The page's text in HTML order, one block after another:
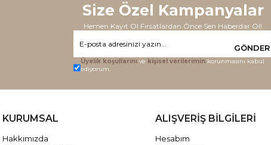
Size Özel Kampanyalar
Hemen Kayıt Ol Fırsatlardan Önce Sen Haberdar Ol!
GÖNDER
Üyelik koşullarınıve kişisel verileriminkorunmasını kabul
ediyorum.
KURUMSAL
Hakkımızda
ALIŞVERİŞ BİLGİLERİ
Hesabım